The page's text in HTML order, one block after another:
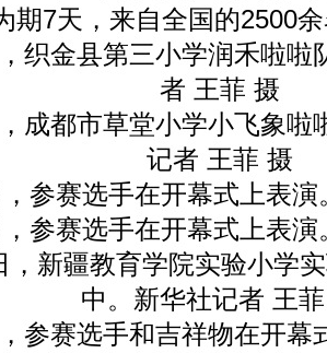
期7天，来自全国的2500
金县第三小学润禾啦啦
者 王菲 摄
都市草堂小学小飞象啦
记者 王菲 摄
赛选手在开幕式上表演
赛选手在开幕式上表演
疆教育学院实验小学实
中。新华社记者 王
赛选手和吉祥物在开幕